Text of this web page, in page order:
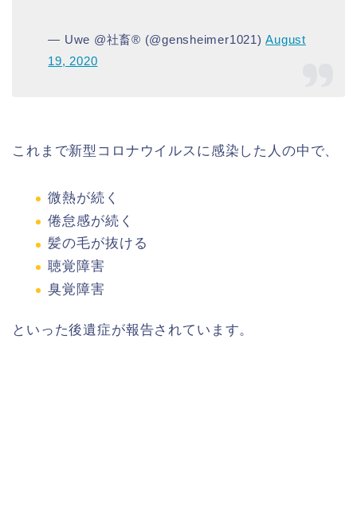
— Uwe @社畜®️ (@gensheimer1021)August
19, 2020
これまで新型コロナウイルスに感染した人の中で、
微熱が続く
倦怠感が続く
髪の毛が抜ける
聴覚障害
臭覚障害
といった後遺症が報告されています。